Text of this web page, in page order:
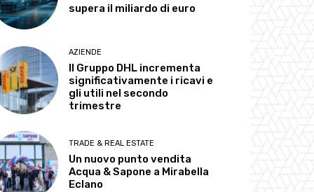
supera il miliardo di euro
AZIENDE
Il Gruppo DHL incrementa
significativamente i ricavi e
gli utili nel secondo
trimestre
TRADE & REAL ESTATE
Un nuovo punto vendita
Acqua & Sapone a Mirabella
Eclano